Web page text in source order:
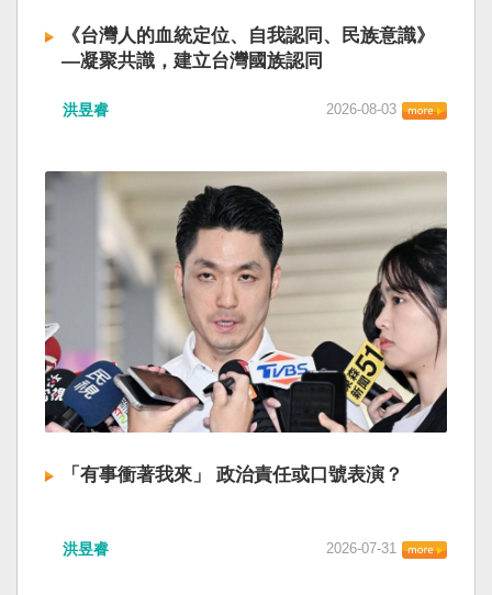
《台灣人的血統定位、自我認同、民族意識》
—凝聚共識，建立台灣國族認同
洪昱睿 2026-08-03
「有事衝著我來」 政治責任或口號表演？
洪昱睿 2026-07-31